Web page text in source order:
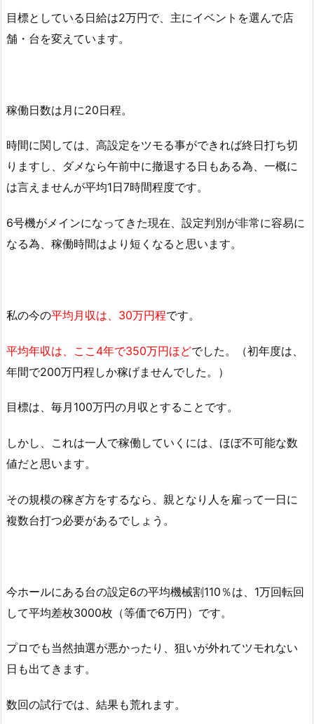
目標としている日給は2万円で、主にイベントを選んで店
舗・台を変えています。
稼働日数は月に20日程。
時間に関しては、高設定をツモる事ができれば終日打ち切
りますし、ダメなら午前中に撤退する日もある為、一概に
は言えませんが平均1日7時間程度です。
6号機がメインになってきた現在、設定判別が非常に容易に
なる為、稼働時間はより短くなると思います。
私の今の平均月収は、30万円程です。
平均年収は、ここ4年で350万円ほどでした。（初年度は、
年間で200万円程しか稼げませんでした。）
目標は、毎月100万円の月収とすることです。
しかし、これは一人で稼働していくには、ほぼ不可能な数
値だと思います。
その規模の稼ぎ方をするなら、親となり人を雇って一日に
複数台打つ必要があるでしょう。
今ホールにある台の設定6の平均機械割110％は、1万回転回
して平均差枚3000枚（等価で6万円）です。
プロでも当然抽選が悪かったり、狙いが外れてツモれない
日も出てきます。
数回の試行では、結果も荒れます。